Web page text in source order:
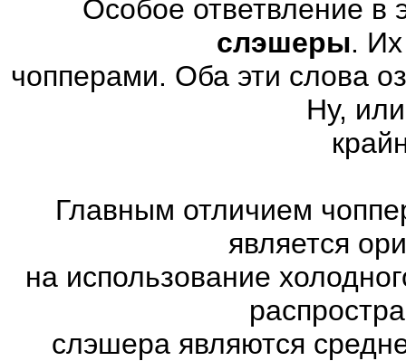
Особое ответвление в
слэшеры.
чопперами. Оба эти слова
Ну,
Главным отличием
является
на использование
слэшера являются